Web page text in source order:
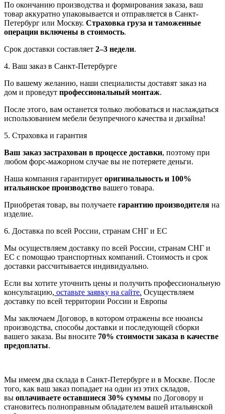
По окончанию производства и формирования заказа, ваш
товар аккуратно упаковывается и отправляется в Санкт-
Петербург или Москву. Страховка груза и таможенные
операции включены в стоимость.
Срок доставки составляет 2–3 недели.
4. Ваш заказ в Санкт-Петербурге
По вашему желанию, наши специалисты доставят заказ на
дом и проведут профессиональный монтаж.
После этого, вам останется только любоваться и наслаждаться
использованием мебели безупречного качества и дизайна!
5. Страховка и гарантия
Ваш заказ застрахован в процессе доставки, поэтому при
любом форс-мажорном случае вы не потеряете деньги.
Наша компания гарантирует оригинальность и 100%
итальянское производство вашего товара.
Приобретая товар, вы получаете гарантию производителя на
изделие.
6. Доставка по всей России, странам СНГ и ЕС
Мы осуществляем доставку по всей России, странам СНГ и
ЕС с помощью транспортных компаний. Стоимость и срок
доставки рассчитывается индивидуально.
Если вы хотите уточнить цены и получить профессиональную
консультацию, оставьте заявку на сайте. Осуществляем
доставку по всей территории России и Европы
Мы заключаем Договор, в котором отражены все нюансы
производства, способы доставки и последующей сборки
вашего заказа. Вы вносите 70% стоимости заказа в качестве
предоплаты.
Мы имеем два склада в Санкт-Петербурге и в Москве. После
того, как ваш заказ попадает на один из этих складов,
вы оплачиваете оставшиеся 30% суммы по Договору и
становитесь полноправным обладателем вашей итальянской